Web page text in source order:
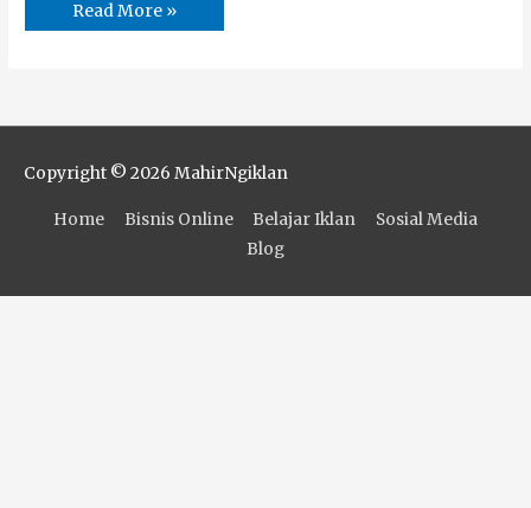
Read More »
Copyright © 2026 MahirNgiklan
Home Bisnis Online Belajar Iklan
Sosial Media
Blog